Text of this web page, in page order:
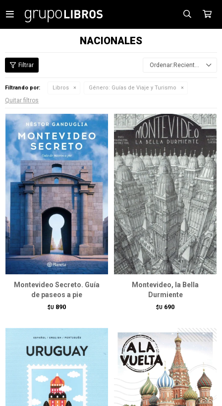

NACIONALES
Recientes
Filtrando por: Libros Género: Guías de Viaje y Turismo
Quitar filtros
Montevideo Secreto. Guía
de paseos a pie
$U 890
Montevideo, la Bella
Durmiente
$U 690